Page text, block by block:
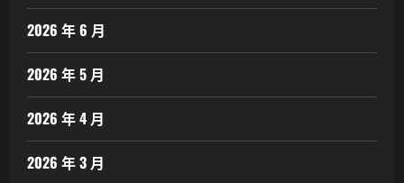
2026 年 6 月
2026 年 5 月
2026 年 4 月
2026 年 3 月